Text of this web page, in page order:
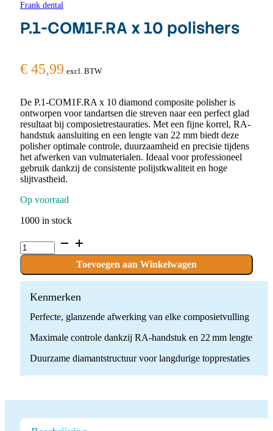
Frank dental
P.1-COM1F.RA x 10 polishers
€ 45,99 excl. BTW
De P.1-COM1F.RA x 10 diamond composite polisher is
ontworpen voor tandartsen die streven naar een perfect glad
resultaat bij composietrestauraties. Met een fijne korrel, RA-
handstuk aansluiting en een lengte van 22 mm biedt deze
polisher optimale controle, duurzaamheid en precisie tijdens
het afwerken van vulmaterialen. Ideaal voor professioneel
gebruik dankzij de consistente polijstkwaliteit en hoge
slijtvastheid.
Op voorraad
1000 in stock
P.1-
COM1F.RA
10
polishers
quantity
Toevoegen aan Winkelwagen
Kenmerken
Perfecte, glanzende afwerking van elke composietvulling
Maximale controle dankzij RA-handstuk en 22 mm lengte
Duurzame diamantstructuur voor langdurige topprestaties